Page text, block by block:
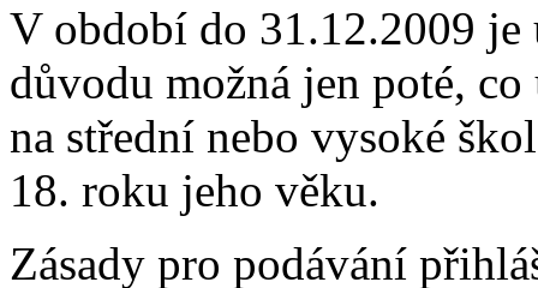
V období do 31.12.2009
důvodu možná jen poté,
na střední nebo vysoké
18. roku jeho věku.
Zásady pro podávání